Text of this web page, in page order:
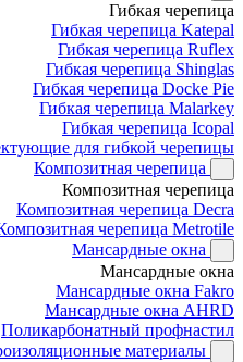
Гибкая черепица
Гибкая черепица Katepal
Гибкая черепица Ruflex
Гибкая черепица Shinglas
Гибкая черепица Docke Pie
Гибкая черепица Malarkey
Гибкая черепица Icopal
для гибкой черепицы
Композитная черепица
Композитная черепица
Композитная черепица Decra
черепица Metrotile
Мансардные окна
Мансардные окна
Мансардные окна Fakro
Мансардные окна AHRD
Поликарбонатный профнастил
материалы